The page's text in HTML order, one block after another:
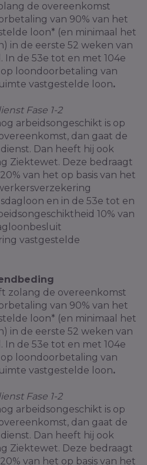
de overeenkomst
van 90% van het
loon* (en minimaal het
in de eerste 52 weken van
In de 53e tot en met 104e
loondoorbetaling van
vastgestelde loon.
Fase 1-2
arbeidsongeschikt is op
dan gaat de
Dan heeft hij ook
Ziektewet. Deze bedraagt
van het op basis van het
en in de 53e tot en
10% van
vastgestelde
zolang de overeenkomst
van 90% van het
loon* (en minimaal het
in de eerste 52 weken van
In de 53e tot en met 104e
loondoorbetaling van
vastgestelde loon.
Fase 1-2
arbeidsongeschikt is op
dan gaat de
Dan heeft hij ook
Ziektewet. Deze bedraagt
van het op basis van het